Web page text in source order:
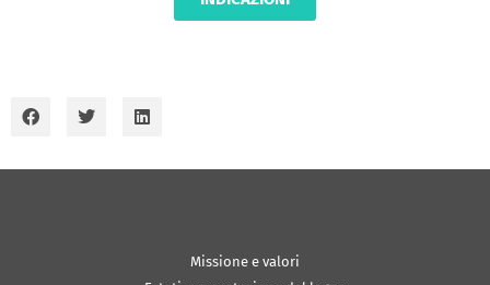
Missione e valori